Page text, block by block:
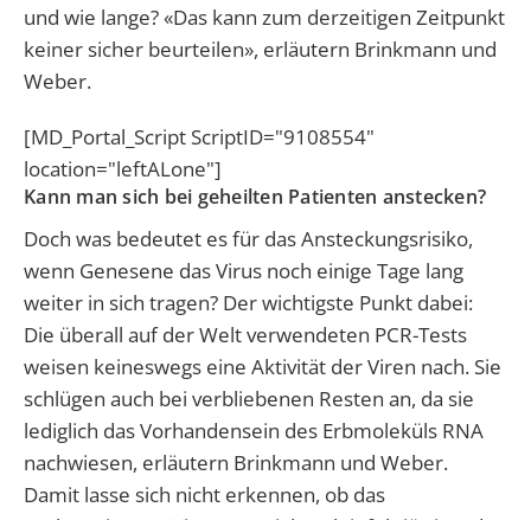
und wie lange? «Das kann zum derzeitigen Zeitpunkt
keiner sicher beurteilen», erläutern Brinkmann und
Weber.
[MD_Portal_Script ScriptID="9108554"
location="leftALone"]
Kann man sich bei geheilten Patienten anstecken?
Doch was bedeutet es für das Ansteckungsrisiko,
wenn Genesene das Virus noch einige Tage lang
weiter in sich tragen? Der wichtigste Punkt dabei:
Die überall auf der Welt verwendeten PCR-Tests
weisen keineswegs eine Aktivität der Viren nach. Sie
schlügen auch bei verbliebenen Resten an, da sie
lediglich das Vorhandensein des Erbmoleküls RNA
nachwiesen, erläutern Brinkmann und Weber.
Damit lasse sich nicht erkennen, ob das